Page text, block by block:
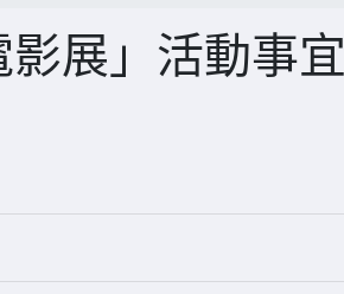
影展」活動事宜